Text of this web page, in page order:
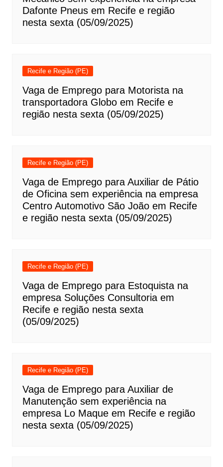
Dafonte Pneus em Recife e região
nesta sexta (05/09/2025)
Recife e Região (PE)
Vaga de Emprego para Motorista na
transportadora Globo em Recife e
região nesta sexta (05/09/2025)
Recife e Região (PE)
Vaga de Emprego para Auxiliar de Pátio
de Oficina sem experiência na empresa
Centro Automotivo São João em Recife
e região nesta sexta (05/09/2025)
Recife e Região (PE)
Vaga de Emprego para Estoquista na
empresa Soluções Consultoria em
Recife e região nesta sexta
(05/09/2025)
Recife e Região (PE)
Vaga de Emprego para Auxiliar de
Manutenção sem experiência na
empresa Lo Maque em Recife e região
nesta sexta (05/09/2025)